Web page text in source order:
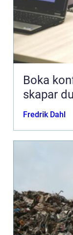
Boka
skapar
Fredrik Dahl